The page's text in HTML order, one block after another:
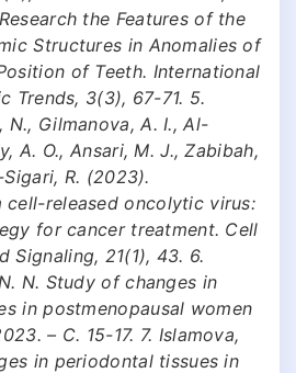
the Features of the
Structures in Anomalies of
of Teeth. International
Trends, 3(3), 67-71. 5.
N., Gilmanova, A. I., Al-
A. O., Ansari, M. J., Zabibah,
Sigari, R. (2023).
cell-released oncolytic virus:
for cancer treatment. Cell
Signaling, 21(1), 43. 6.
N. Study of changes in
in postmenopausal women
– С. 15-17. 7. Islamova,
in periodontal tissues in